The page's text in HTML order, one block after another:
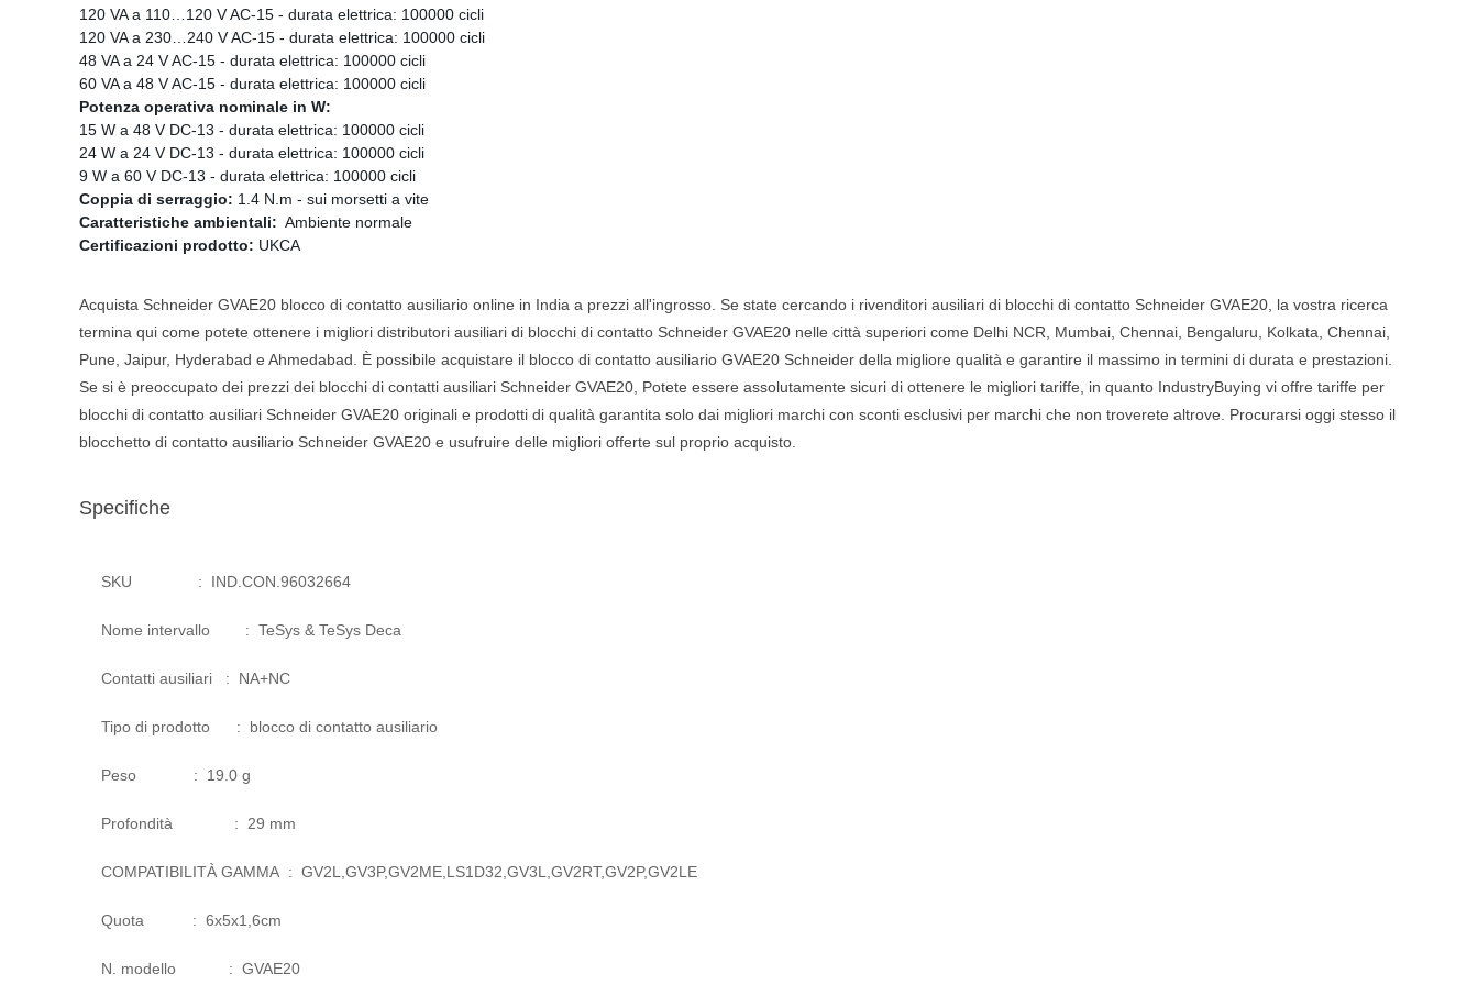
120 VA a 110…120 V AC-15 - durata elettrica: 100000 cicli
120 VA a 230…240 V AC-15 - durata elettrica: 100000 cicli
48 VA a 24 V AC-15 - durata elettrica: 100000 cicli
60 VA a 48 V AC-15 - durata elettrica: 100000 cicli
Potenza operativa nominale in W:
15 W a 48 V DC-13 - durata elettrica: 100000 cicli
24 W a 24 V DC-13 - durata elettrica: 100000 cicli
9 W a 60 V DC-13 - durata elettrica: 100000 cicli
Coppia di serraggio: 1.4 N.m - sui morsetti a vite
Caratteristiche ambientali: Ambiente normale
Certificazioni prodotto: UKCA
Acquista Schneider GVAE20 blocco di contatto ausiliario online in India a prezzi all'ingrosso. Se state cercando i rivenditori ausiliari di blocchi di contatto Schneider GVAE20, la vostra ricerca
termina qui come potete ottenere i migliori distributori ausiliari di blocchi di contatto Schneider GVAE20 nelle città superiori come Delhi NCR, Mumbai, Chennai, Bengaluru, Kolkata, Chennai,
Pune, Jaipur, Hyderabad e Ahmedabad. È possibile acquistare il blocco di contatto ausiliario GVAE20 Schneider della migliore qualità e garantire il massimo in termini di durata e prestazioni.
Se si è preoccupato dei prezzi dei blocchi di contatti ausiliari Schneider GVAE20, Potete essere assolutamente sicuri di ottenere le migliori tariffe, in quanto IndustryBuying vi offre tariffe per
blocchi di contatto ausiliari Schneider GVAE20 originali e prodotti di qualità garantita solo dai migliori marchi con sconti esclusivi per marchi che non troverete altrove. Procurarsi oggi stesso il
blocchetto di contatto ausiliario Schneider GVAE20 e usufruire delle migliori offerte sul proprio acquisto.
Specifiche
SKU : IND.CON.96032664
Nome intervallo : TeSys & TeSys Deca
Contatti ausiliari : NA+NC
Tipo di prodotto : blocco di contatto ausiliario
Peso : 19.0 g
Profondità : 29 mm
COMPATIBILITÀ GAMMA : GV2L,GV3P,GV2ME,LS1D32,GV3L,GV2RT,GV2P,GV2LE
Quota : 6x5x1,6cm
N. modello : GVAE20